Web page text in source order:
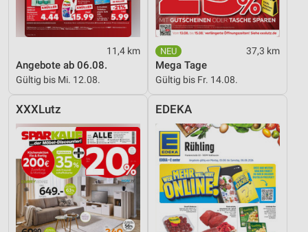
11,4 km
Angebote ab 06.08.
Gültig bis Mi. 12.08.
37,3 km
Mega Tage
Gültig bis Fr. 14.08.
XXXLutz EDEKA